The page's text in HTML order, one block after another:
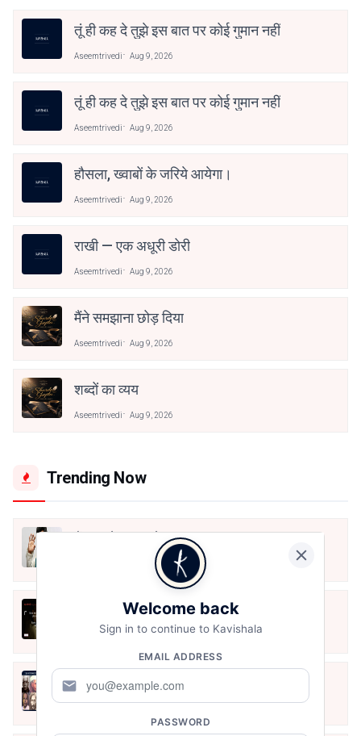
तूं ही कह दे तुझे इस बात पर कोई गुमान नहीं
Aseemtrivedi Aug 9, 2026
तूं ही कह दे तुझे इस बात पर कोई गुमान नहीं
Aseemtrivedi Aug 9, 2026
हौसला, ख्वाबों के जरिये आयेगा।
Aseemtrivedi Aug 9, 2026
राखी — एक अधूरी डोरी
Aseemtrivedi Aug 9, 2026
मैंने समझाना छोड़ दिया
Aseemtrivedi Aug 9, 2026
शब्दों का व्यय
Aseemtrivedi Aug 9, 2026
Trending Now
मैं शून्य पे सवार हूँ
अंतिम ऊँचाई - कुँवर नारायण | Stay Home
Stay Safe | TVF's Aspirants
May 8, 2021
10 Greatest Hindi Poets Of India
Welcome back
Sign in to continue to Kavishala
EMAIL ADDRESS
mail
PASSWORD